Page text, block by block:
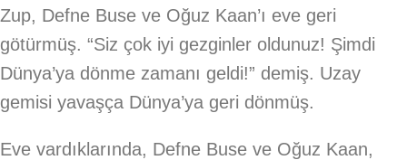
Zup, Defne Buse ve Oğuz Kaan’ı eve geri
götürmüş. “Siz çok iyi gezginler oldunuz! Şimdi
Dünya’ya dönme zamanı geldi!” demiş. Uzay
gemisi yavaşça Dünya’ya geri dönmüş.
Eve vardıklarında, Defne Buse ve Oğuz Kaan,